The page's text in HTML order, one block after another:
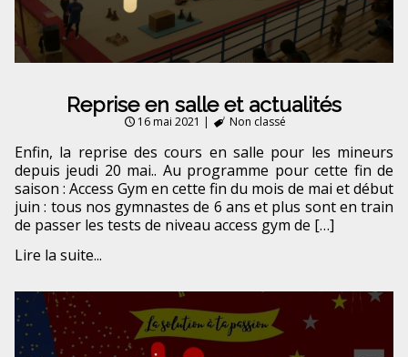
Reprise en salle et actualités
16 mai 2021 | Non classé
Enfin, la reprise des cours en salle pour les mineurs
depuis jeudi 20 mai.. Au programme pour cette fin de
saison : Access Gym en cette fin du mois de mai et début
juin : tous nos gymnastes de 6 ans et plus sont en train
de passer les tests de niveau access gym de […]
Lire la suite...